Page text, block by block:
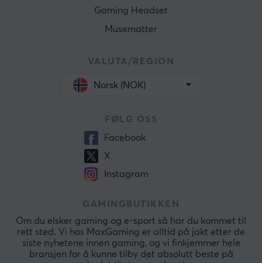
Gaming Headset
Musematter
VALUTA/REGION
Norsk (NOK)
FØLG OSS
Facebook
X
Instagram
GAMINGBUTIKKEN
Om du elsker gaming og e-sport så har du kommet til
rett sted. Vi hos MaxGaming er alltid på jakt etter de
siste nyhetene innen gaming, og vi finkjemmer hele
bransjen for å kunne tilby det absolutt beste på